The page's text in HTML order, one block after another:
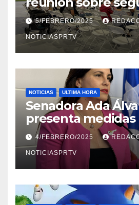
Reparto
5/FEBRERO/2025
NOTICIASPRTV
NOTICIAS ULTIMA HORA
Senadora Ada
presenta medidas
violencia en el
4/FEBRERO/2025
NOTICIASPRTV